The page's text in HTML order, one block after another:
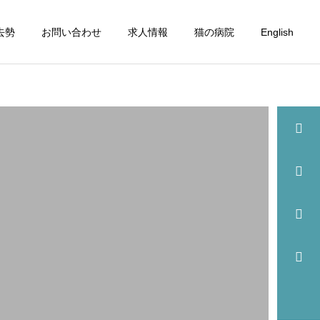
勢 お問い合わせ 求人情報 猫の病院 English
詳細を見る